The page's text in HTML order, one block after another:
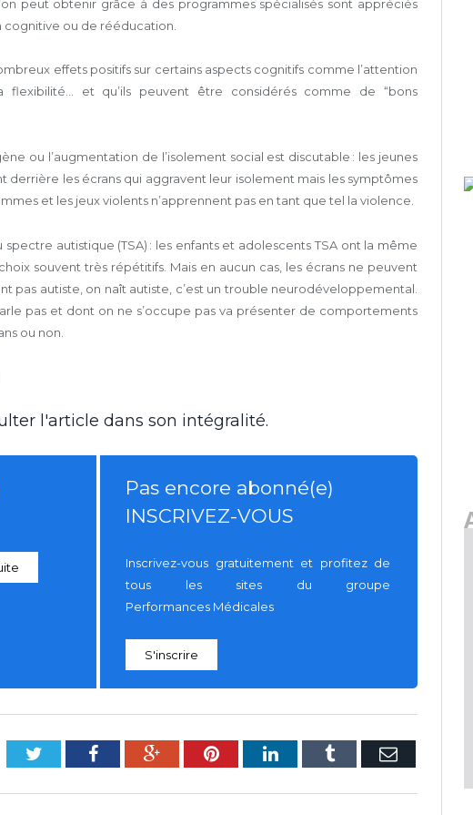
peut obtenir grâce à des programmes spécialisés sont appréciés
ou de rééducation.
effets positifs sur certains aspects cognitifs comme l’attention
flexibilité… et qu’ils peuvent être considérés comme de “bons
ou l’augmentation de l’isolement social est discutable : les jeunes
derrière les écrans qui aggravent leur isolement mais les symptômes
et les jeux violents n’apprennent pas en tant que tel la violence.
autistique (TSA) : les enfants et adolescents TSA ont la même
souvent très répétitifs. Mais en aucun cas, les écrans ne peuvent
pas autiste, on naît autiste, c’est un trouble neurodéveloppemental.
pas et dont on ne s’occupe pas va présenter de comportements
ou non.
l'article dans son intégralité.
Pas encore abonné(e)
INSCRIVEZ-VOUS
Inscrivez-vous gratuitement et profitez de
tous les sites du groupe
Performances Médicales
S'inscrire
TwitterFacebookGoogle+PinterestLinkedInTumblr E-